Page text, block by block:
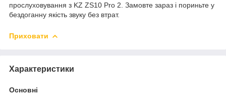
прослуховування з KZ ZS10 Pro 2. Замовте зараз і пориньте у
бездоганну якість звуку без втрат.
Приховати
Характеристики
Основні